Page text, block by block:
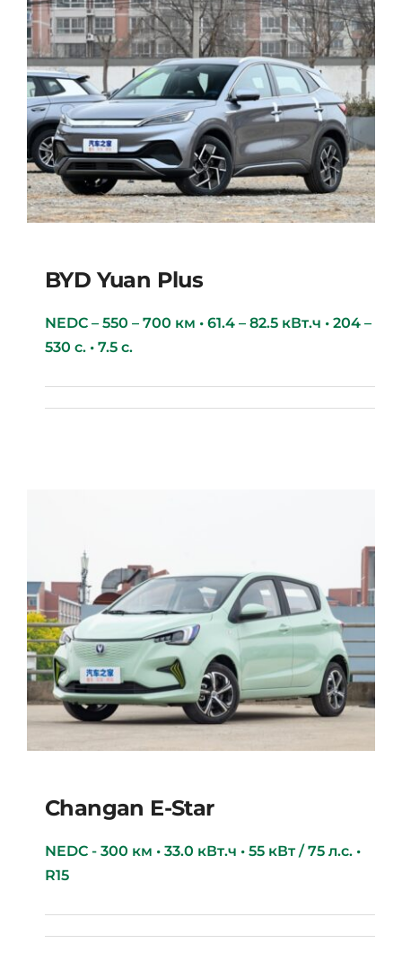
BYD Yuan Plus
BYD Yuan Plus
NEDC – 550 – 700 км • 61.4 – 82.5 кВт.ч • 204 –
530 с. • 7.5 с.
Changan E-Star
NEDC - 300 км • 33.0 кВт.ч • 55 кВт / 75 л.с. •
R15